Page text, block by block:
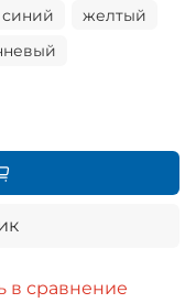
в сравнение
синий
желтый